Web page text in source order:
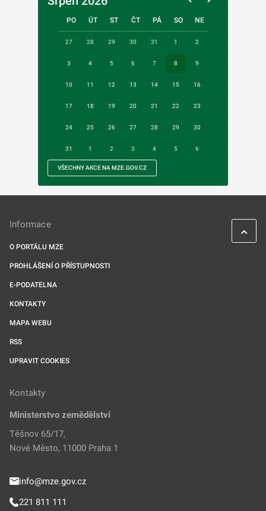
PO ÚT ST ČT PÁ SO NE
27 28 29 30 31 1 2
3 4 5 6 7 8 9
10 11 12 13 14 15 16
17 18 19 20 21 22 23
24 25 26 27 28 29 30
31 1 2 3 4 5 6
VŠECHNY AKCE NA MZE.GOV.CZ
Informace
O PORTÁLU MZE
PROHLÁŠENÍ O PŘÍSTUPNOSTI
E-PODATELNA
KONTAKTY
MAPA WEBU
RSS
UPRAVIT COOKIES
Kontakty
Ministerstvo zemědělství
Těšnov 65/17,
Nové Město, 11000 Praha 1
info@mze.gov.cz
221 811 111